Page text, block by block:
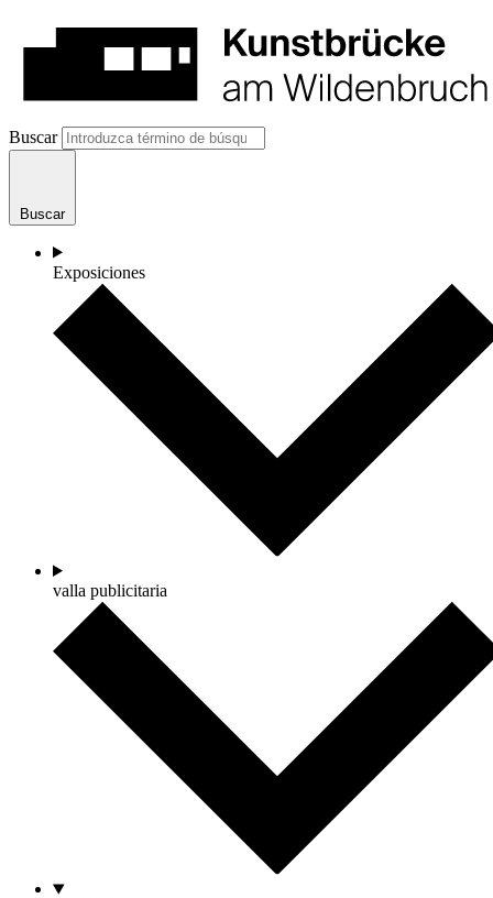
Buscar
Buscar
Exposiciones
valla publicitaria